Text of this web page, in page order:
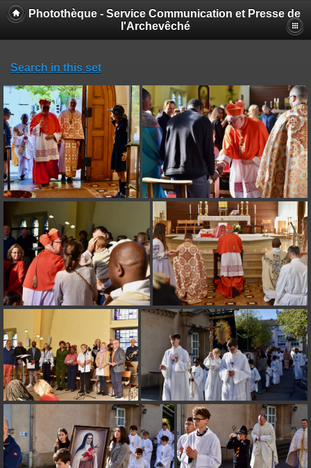
Photothèque - Service Communication et Presse de
l'Archevêché
Search in this set